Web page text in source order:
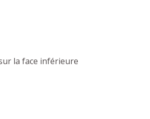
la face inférieure